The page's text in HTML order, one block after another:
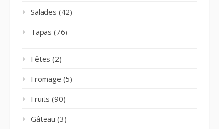
Salades (42)
Tapas (76)
Fêtes (2)
Fromage (5)
Fruits (90)
Gâteau (3)